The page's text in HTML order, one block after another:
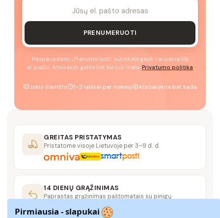
PRENUMERUOTI
Paspausdami „Prenumeruoti" sutinkate gauti naujienlaiškį
el. paštu. Atsisakyti galite bet kuriuo metu. Privatumo politika
Jokio šlamšto 1–2 laiškai per mėnesį Atsisakykite bet kada
GREITAS PRISTATYMAS
Pristatome visoje Lietuvoje per 3–9 d. d.
14 DIENŲ GRĄŽINIMAS
Paprastas grąžinimas paštomatais su pinigų
Pirmiausia - slapukai